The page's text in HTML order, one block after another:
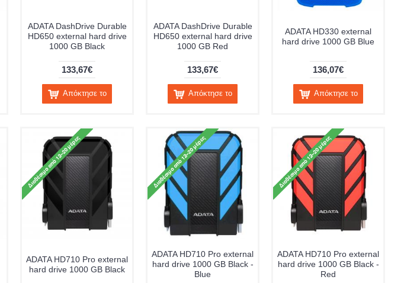
ADATA DashDrive Durable
HD650 external hard drive
1000 GB Black
133,67€
Απόκτησε το
ADATA DashDrive Durable
HD650 external hard drive
1000 GB Red
133,67€
Απόκτησε το
ADATA HD330 external
hard drive 1000 GB Blue
136,07€
Απόκτησε το
ADATA HD710 Pro external
hard drive 1000 GB Black
ADATA HD710 Pro external
hard drive 1000 GB Black -
Blue
ADATA HD710 Pro external
hard drive 1000 GB Black -
Red